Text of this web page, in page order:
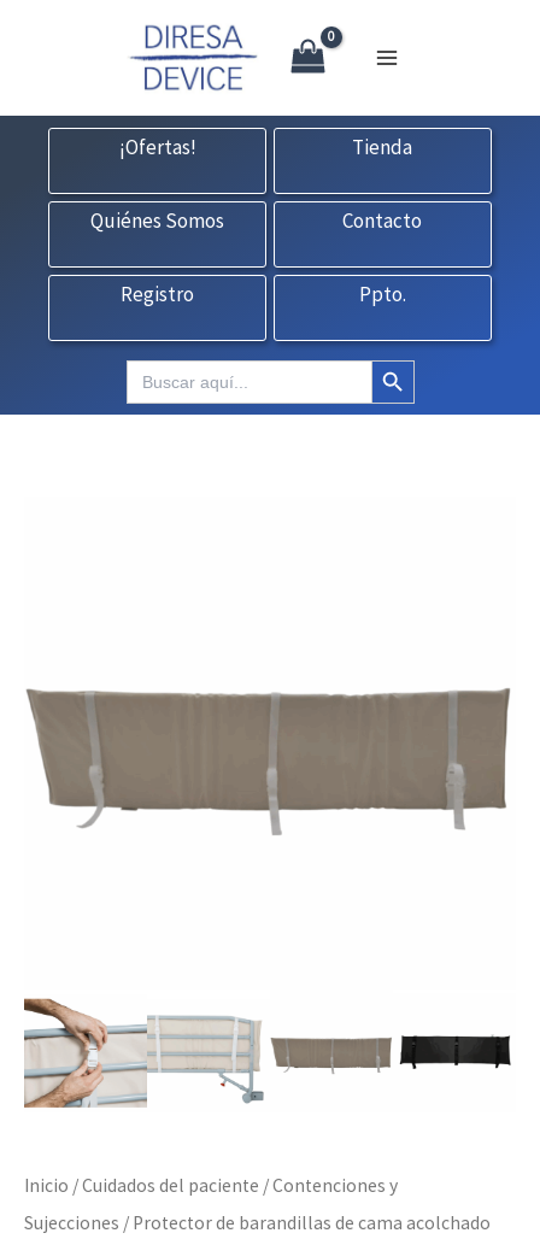
consultas@fedbuy.es| Formulario | Tlf.
¡Ofertas!
Tienda
Quiénes Somos Contacto
Registro Ppto.
Buscar: Botón de búsqueda
Inicio /Cuidados del paciente /Contenciones y
Sujecciones / Protector de barandillas de cama acolchado